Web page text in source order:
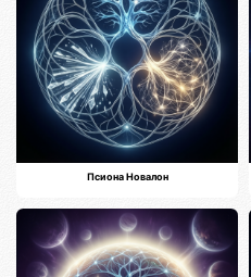
Псиона Новалон